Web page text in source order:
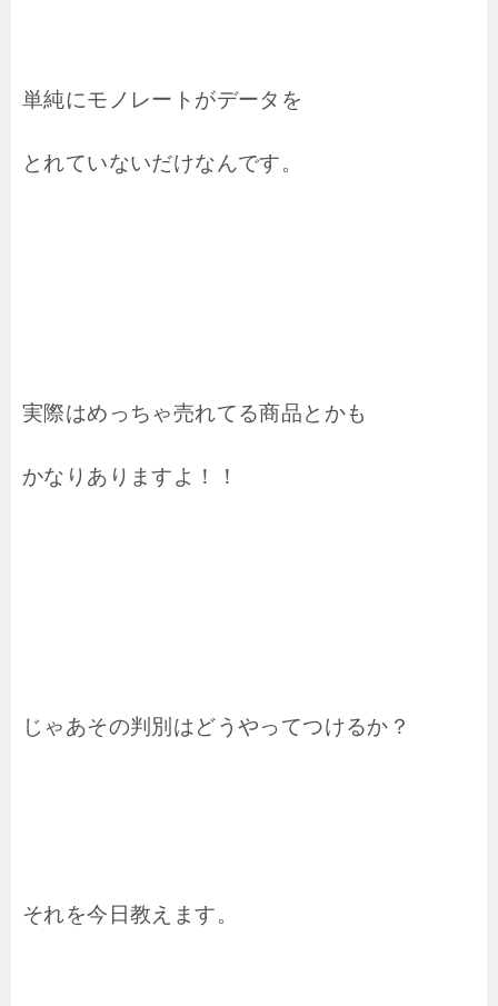
単純にモノレートがデータを
とれていないだけなんです。
実際はめっちゃ売れてる商品とかも
かなりありますよ！！
じゃあその判別はどうやってつけるか？
それを今日教えます。